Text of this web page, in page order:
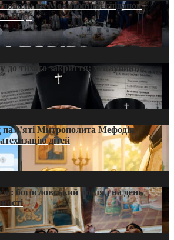
як Молитовний сніданок
в ПЦУ
до тихого закриття: хто зупинив
Митрополита Мефодія
дітей
богословський погляд на день